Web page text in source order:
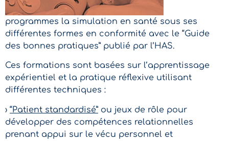
programmes la simulation en santé sous ses
différentes formes en conformité avec le “Guide
des bonnes pratiques” publié par l’HAS.
Ces formations sont basées sur l’apprentissage
expérientiel et la pratique réflexive utilisant
différentes techniques :
› “Patient standardisé”ou jeux de rôle pour
développer des compétences relationnelles
prenant appui sur le vécu personnel et